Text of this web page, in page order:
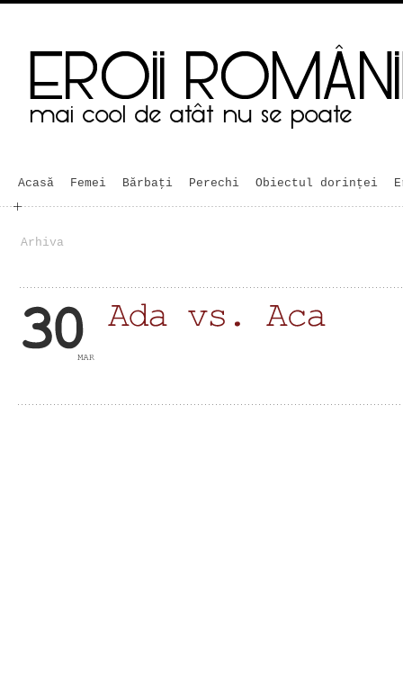
Acasă Femei Bărbaţi Perechi Obiectul dorinței
Arhiva